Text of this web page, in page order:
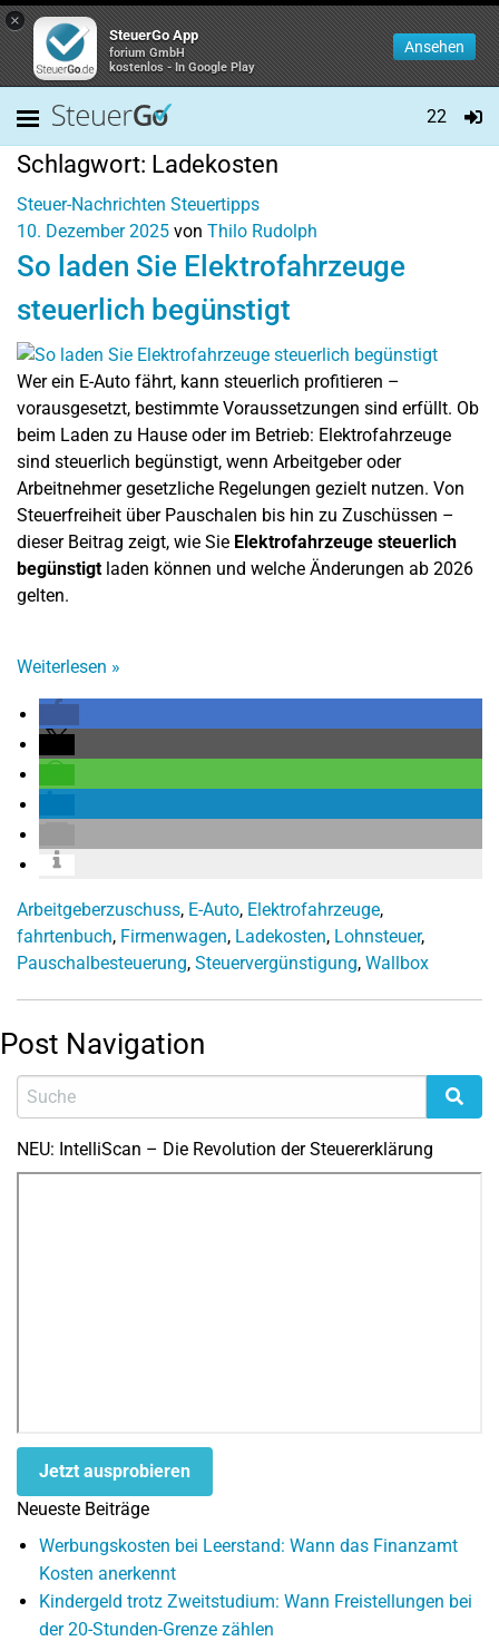
×
SteuerGo App
forium GmbH
kostenlos - In Google Play
Ansehen
22
Schlagwort: Ladekosten
Steuer-Nachrichten Steuertipps
10. Dezember 2025 von Thilo Rudolph
So laden Sie Elektrofahrzeuge
steuerlich begünstigt
Wer ein E-Auto fährt, kann steuerlich profitieren –
vorausgesetzt, bestimmte Voraussetzungen sind erfüllt. Ob
beim Laden zu Hause oder im Betrieb: Elektrofahrzeuge
sind steuerlich begünstigt, wenn Arbeitgeber oder
Arbeitnehmer gesetzliche Regelungen gezielt nutzen. Von
Steuerfreiheit über Pauschalen bis hin zu Zuschüssen –
dieser Beitrag zeigt, wie Sie Elektrofahrzeuge steuerlich
begünstigtladen können und welche Änderungen ab 2026
gelten.
Weiterlesen »
Arbeitgeberzuschuss, E-Auto, Elektrofahrzeuge,
fahrtenbuch, Firmenwagen, Ladekosten, Lohnsteuer,
Pauschalbesteuerung, Steuervergünstigung, Wallbox
Post Navigation
NEU: IntelliScan – Die Revolution der Steuererklärung
Jetzt ausprobieren
Neueste Beiträge
Werbungskosten bei Leerstand: Wann das Finanzamt
Kosten anerkennt
Kindergeld trotz Zweitstudium: Wann Freistellungen bei
der 20-Stunden-Grenze zählen